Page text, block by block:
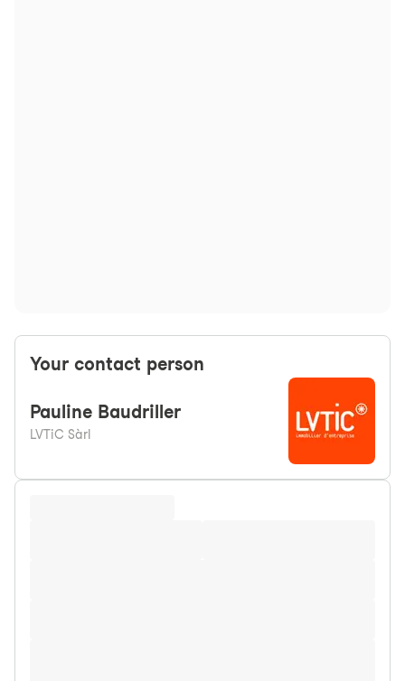
Your contact person
Pauline Baudriller
LVTiC Sàrl